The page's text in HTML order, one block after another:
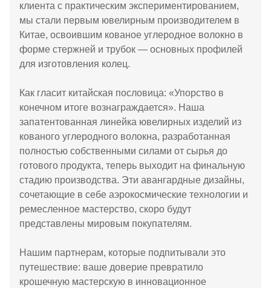
клиента с практическим экспериментированием,
мы стали первым ювелирным производителем в
Китае, освоившим кованое углеродное волокно в
форме стержней и трубок — основных профилей
для изготовления колец.
Как гласит китайская пословица: «Упорство в
конечном итоге вознаграждается». Наша
запатентованная линейка ювелирных изделий из
кованого углеродного волокна, разработанная
полностью собственными силами от сырья до
готового продукта, теперь выходит на финальную
стадию производства. Эти авангардные дизайны,
сочетающие в себе аэрокосмические технологии и
ремесленное мастерство, скоро будут
представлены мировым покупателям.
Нашим партнерам, которые подпитывали это
путешествие: ваше доверие превратило
крошечную мастерскую в инновационное